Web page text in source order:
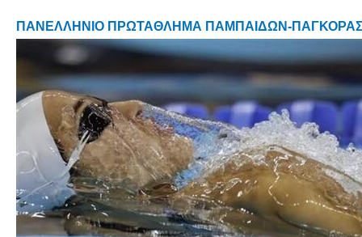
ΠΑΝΕΛΛΗΝΙΟ ΠΡΩΤΑΘΛΗΜΑ ΠΑΜΠΑΙΔΩΝ-